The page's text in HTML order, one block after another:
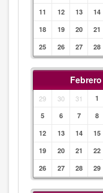
11
12 13 14
18
19 20 21
25
26 27 28
29 30 31 1
5
6 7 8
12
13 14 15
19
20 21 22
26
27 28 29